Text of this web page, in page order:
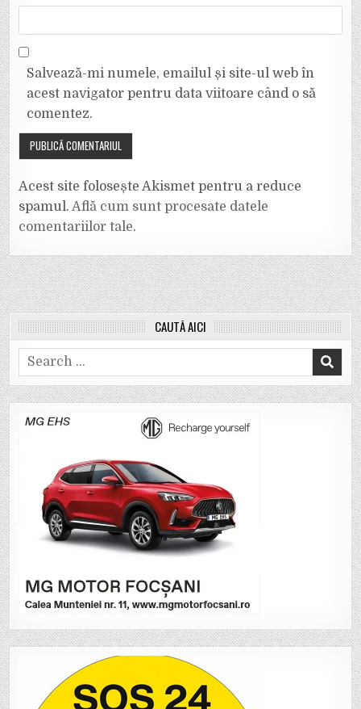
Salvează-mi numele, emailul și site-ul web în
acest navigator pentru data viitoare când o să
comentez.
Acest site folosește Akismet pentru a reduce
spamul.Află cum sunt procesate datele
comentariilor tale.
CAUTĂ AICI
Search
for: